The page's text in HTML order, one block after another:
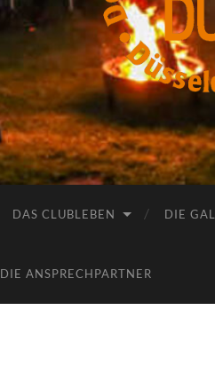
DAS CLUBLEBEN DIE
DIE ANSPRECHPARTNER